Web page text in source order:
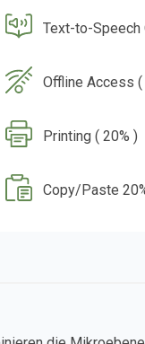
Text-to-Speech
Offline Access (
Printing ( 20% )
Copy/Paste